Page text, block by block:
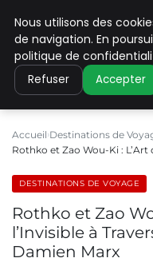
PILAT
Accueil Destinations de
Rothko et Zao Wou-Ki : L’Art
DESTINATIONS DE VOYAGE
Rothko et Zao
l’Invisible à
Damien Marx
Nous utilisons des
de navigation. En
politique de
Refuser Accepter